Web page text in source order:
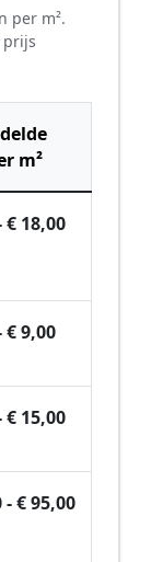
per m².
prijs
m²
€ 18,00
€ 9,00
€ 15,00
- € 95,00